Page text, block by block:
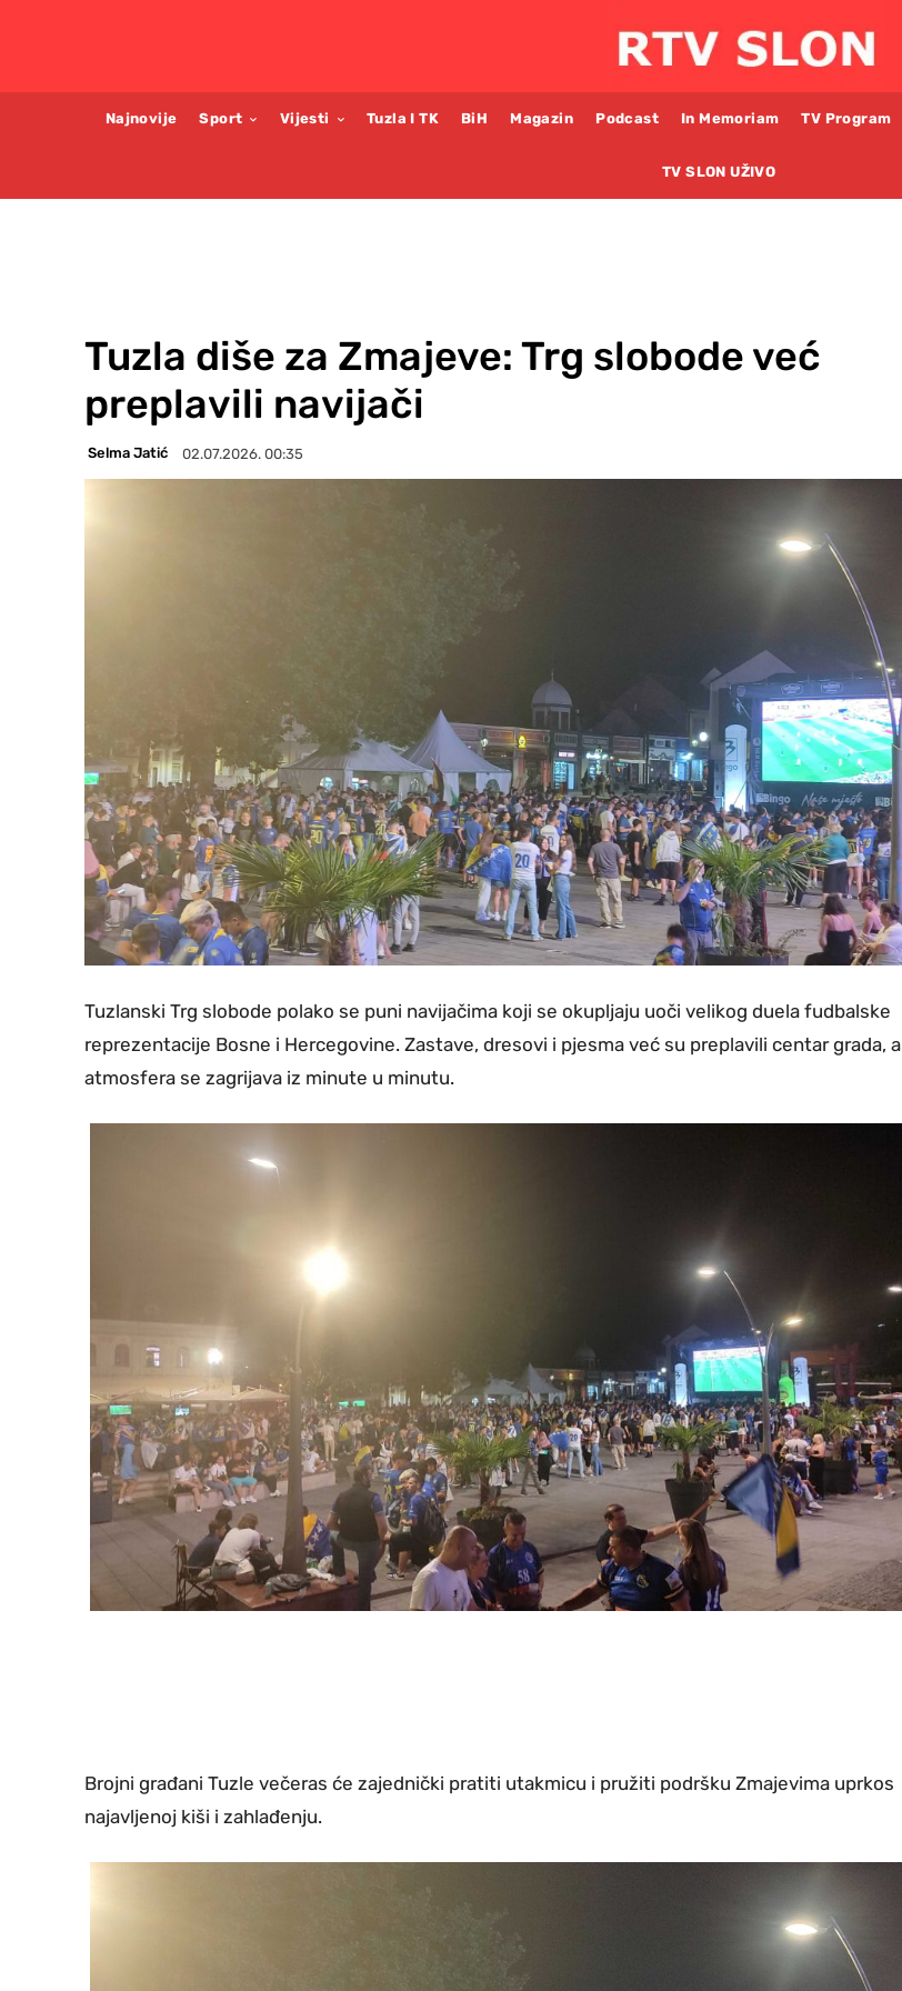
Najnovije Sport Vijesti Tuzla I TK BiH Magazin Podcast In Memoriam TV Program
TV SLON UŽIVO
Tuzla diše za Zmajeve: Trg slobode već
preplavili navijači
Selma Jatić 02.07.2026. 00:35
Tuzlanski Trg slobode polako se puni navijačima koji se okupljaju uoči velikog duela fudbalske
reprezentacije Bosne i Hercegovine. Zastave, dresovi i pjesma već su preplavili centar grada, a
atmosfera se zagrijava iz minute u minutu.
Brojni građani Tuzle večeras će zajednički pratiti utakmicu i pružiti podršku Zmajevima uprkos
najavljenoj kiši i zahlađenju.